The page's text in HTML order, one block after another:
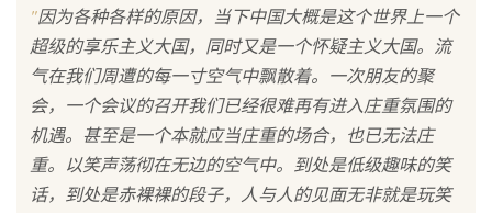
"因为各种各样的原因，当下中国大概是这个世界上一个
超级的享乐主义大国，同时又是一个怀疑主义大国。流
气在我们周遭的每一寸空气中飘散着。一次朋友的聚
会，一个会议的召开我们已经很难再有进入庄重氛围的
机遇。甚至是一个本就应当庄重的场合，也已无法庄
重。以笑声荡彻在无边的空气中。到处是低级趣味的笑
话，到处是赤裸裸的段子，人与人的见面无非就是玩笑